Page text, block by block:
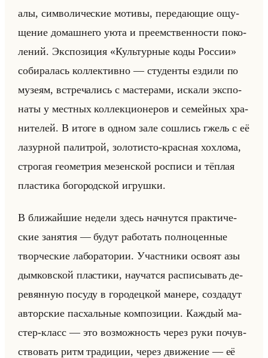
алы, сим­во­ли­че­ские мо­ти­вы, пе­ре­да­ющие ощу­
ще­ние до­маш­не­го уюта и пре­ем­ствен­но­сти по­ко­
ле­ний. Экс­по­зи­ция «Культурные коды России»
со­би­ра­лась кол­лек­тив­но — сту­ден­ты ез­ди­ли по
му­зе­ям, встре­ча­лись с ма­сте­ра­ми, ис­ка­ли экс­по­
на­ты у мест­ных кол­лек­ци­оне­ров и се­мейных хра­
ни­те­лей. В итоге в одном зале со­шлись гжель с её
ла­зур­ной па­лит­рой, зо­ло­ти­сто-крас­ная хох­ло­ма,
стро­гая гео­мет­рия ме­зен­ской рос­пи­си и тёп­лая
пла­сти­ка бо­го­род­ской иг­руш­ки.
В бли­жайшие неде­ли здесь нач­нут­ся прак­ти­че­
ские за­ня­тия — будут ра­бо­тать пол­но­цен­ные
твор­че­ские ла­бо­ра­то­рии. Участ­ни­ки осво­ят азы
дым­ков­ской пла­сти­ки, на­учат­ся рас­пи­сы­вать де­
ре­вян­ную по­су­ду в го­ро­дец­кой ма­не­ре, со­зда­дут
ав­тор­ские пас­хальные ком­по­зи­ции. Каж­дый ма­
стер-класс — это воз­мож­ность через руки по­чув­
ство­вать ритм тра­ди­ции, через дви­же­ние — её